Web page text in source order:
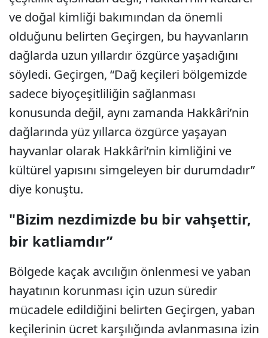
ve doğal kimliği bakımından da önemli
olduğunu belirten Geçirgen, bu hayvanların
dağlarda uzun yıllardır özgürce yaşadığını
söyledi. Geçirgen, “Dağ keçileri bölgemizde
sadece biyoçeşitliliğin sağlanması
konusunda değil, aynı zamanda Hakkâri’nin
dağlarında yüz yıllarca özgürce yaşayan
hayvanlar olarak Hakkâri’nin kimliğini ve
kültürel yapısını simgeleyen bir durumdadır”
diye konuştu.
"Bizim nezdimizde bu bir vahşettir,
bir katliamdır”
Bölgede kaçak avcılığın önlenmesi ve yaban
hayatının korunması için uzun süredir
mücadele edildiğini belirten Geçirgen, yaban
keçilerinin ücret karşılığında avlanmasına izin